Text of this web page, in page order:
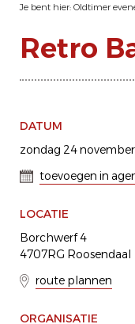
Je bent hier: Oldtimer
Retro
DATUM
zondag 24
toevoegen in
LOCATIE
Borchwerf 4
4707RG Roosendaal
route plannen
ORGANISATIE